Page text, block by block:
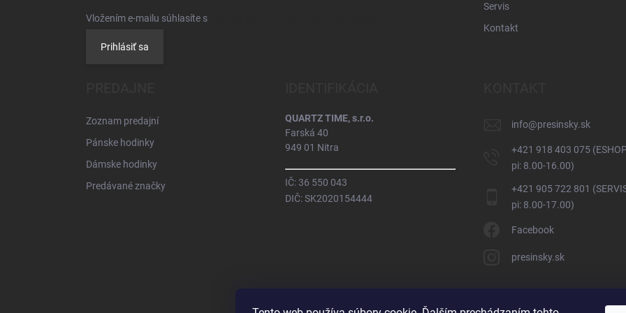
Vložením e-mailu súhlasíte s
Prihlásiť sa
Servis
Kontakt
Zoznam predajní
Pánske hodinky
Dámske hodinky
Predávané značky
QUARTZ TIME, s.r.o.
Farská 40
949 01 Nitra
IČ: 36 550 043
DIČ: SK2020154444
info@presinsky.sk
+421 918 403 075
pi: 8.00-16.00)
+421 905 722 801
pi: 8.00-17.00)
Facebook
presinsky.sk